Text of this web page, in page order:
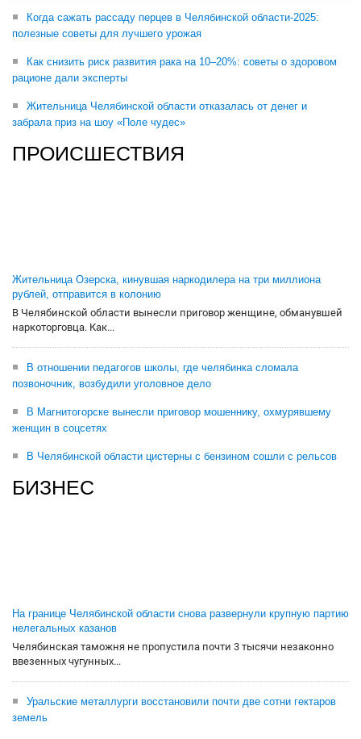
Когда сажать рассаду перцев в Челябинской области-2025:
полезные советы для лучшего урожая
Как снизить риск развития рака на 10–20%: советы о здоровом
рационе дали эксперты
Жительница Челябинской области отказалась от денег и
забрала приз на шоу «Поле чудес»
ПРОИСШЕСТВИЯ
Жительница Озерска, кинувшая наркодилера на три миллиона
рублей, отправится в колонию
В Челябинской области вынесли приговор женщине, обманувшей
наркоторговца. Как...
В отношении педагогов школы, где челябинка сломала
позвоночник, возбудили уголовное дело
В Магнитогорске вынесли приговор мошеннику, охмурявшему
женщин в соцсетях
В Челябинской области цистерны с бензином сошли с рельсов
БИЗНЕС
На границе Челябинской области снова развернули крупную партию
нелегальных казанов
Челябинская таможня не пропустила почти 3 тысячи незаконно
ввезенных чугунных...
Уральские металлурги восстановили почти две сотни гектаров
земель